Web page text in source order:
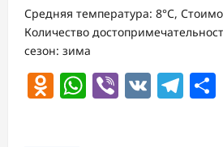
Средняя температура: 8°C,
Количество
сезон: зима
Odnoklassniki
WhatsApp
Viber
VK